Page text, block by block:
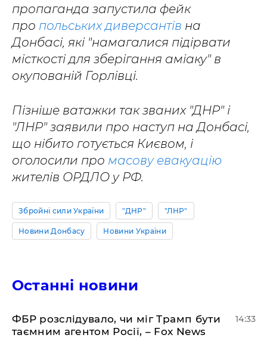
пропаганда запустила фейк
про польських диверсантів на
Донбасі, які "намагалися підірвати
місткості для зберігання аміаку" в
окупованій Горлівці.
Пізніше ватажки так званих "ДНР" і
"ЛНР" заявили про наступ на Донбасі,
що нібито готується Києвом, і
оголосили про масову евакуацію
жителів ОРДЛО у РФ.
Збройні сили України "ДНР" "ЛНР"
Новини Донбасу Новини України
Останні новини
ФБР розслідувало, чи міг Трамп бути
таємним агентом Росії, – Fox News
14:33